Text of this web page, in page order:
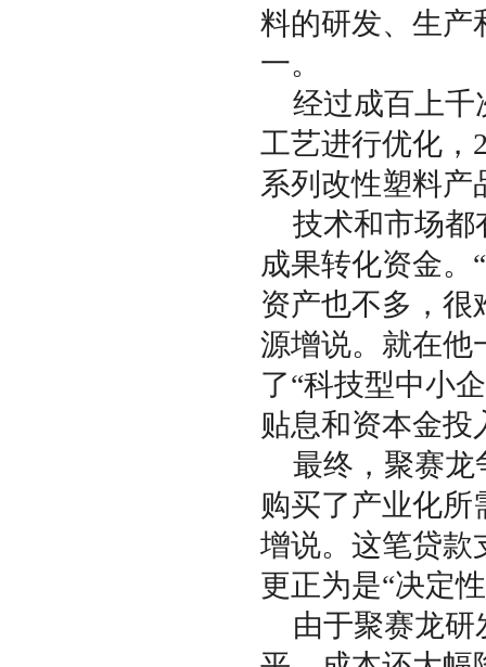
料的研发、生产
一。
经过成百上千
工艺进行优化，
系列改性塑料产
技术和市场都
成果转化资金。
资产也不多，很
源增说。就在他
了“科技型中小
贴息和资本金投
最终，聚赛龙
购买了产业化所
增说。这笔贷款
更正为是“决定
由于聚赛龙